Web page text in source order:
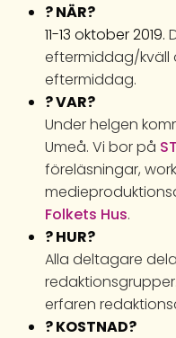
? NÄR?
11-13 oktober 2019.
eftermiddag/kväll
eftermiddag.
? VAR?
Under helgen
Umeå. Vi bor på
föreläsningar,
Folkets Hus.
? HUR?
Alla deltagare
erfaren
? KOSTNAD?